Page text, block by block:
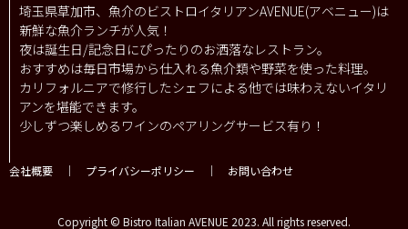
埼玉県草加市、魚介のビストロイタリアンAVENUE(アベニュー)は
新鮮な魚介ランチが人気！
夜は誕生日/記念日にぴったりのお洒落なレストラン。
おすすめは毎日市場から仕入れる魚介類や野菜を使った料理。
カリフォルニアで修行したシェフによる他では味わえないイタリ
アンを堪能できます。
少しずつ楽しめるワインのペアリングサービス有り！
会社概要 ｜ プライバシーポリシー ｜ お問い合わせ
Copyright © Bistro Italian AVENUE 2023. All rights reserved.